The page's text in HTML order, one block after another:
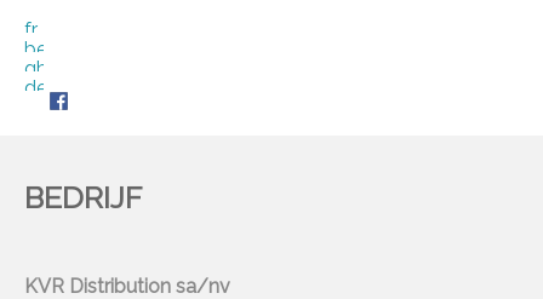
BEDRIJF
KVR Distribution sa/nv